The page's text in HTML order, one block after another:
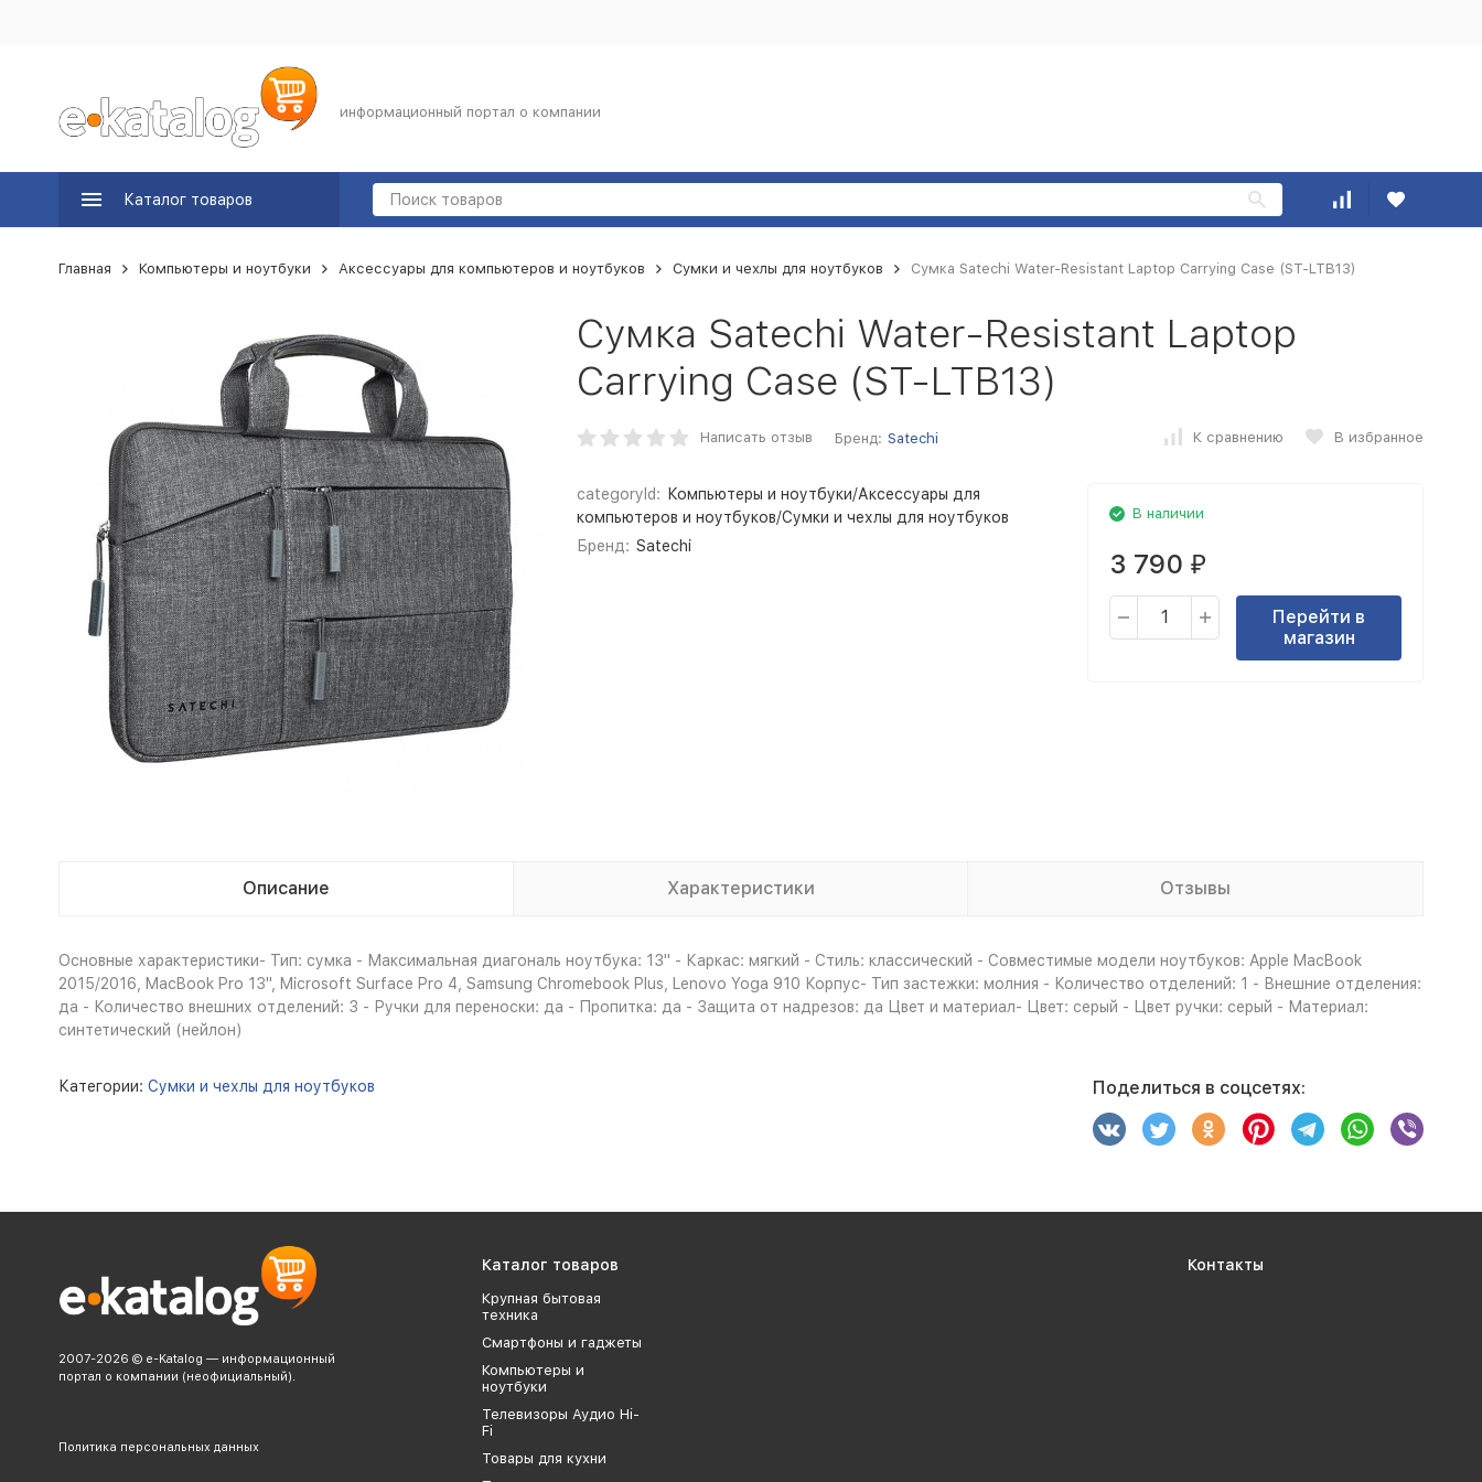
информационный портал о компании
Каталог товаров
Главная Компьютеры и ноутбуки Аксессуары для компьютеров и ноутбуков Сумки и чехлы для ноутбуков Сумка Satechi Water-Resistant Laptop Carrying Case (ST-LTB13)
Сумка Satechi Water-Resistant Laptop
Carrying Case (ST-LTB13)
Написать отзыв Бренд: Satechi К сравнению В избранное
categoryId:
Компьютеры и ноутбуки/Аксессуары для
компьютеров и ноутбуков/Сумки и чехлы для ноутбуков
Бренд: Satechi
В наличии
3 790 ₽
Перейти в
магазин
Описание Характеристики Отзывы
Основные характеристики- Тип: сумка - Максимальная диагональ ноутбука: 13" - Каркас: мягкий - Стиль: классический - Совместимые модели ноутбуков: Apple MacBook
2015/2016, MacBook Pro 13", Microsoft Surface Pro 4, Samsung Chromebook Plus, Lenovo Yoga 910 Корпус- Тип застежки: молния - Количество отделений: 1 - Внешние отделения:
да - Количество внешних отделений: 3 - Ручки для переноски: да - Пропитка: да - Защита от надрезов: да Цвет и материал- Цвет: серый - Цвет ручки: серый - Материал:
синтетический (нейлон)
Категории: Сумки и чехлы для ноутбуков Поделиться в соцсетях:
2007-2026 © e-Katalog — информационный
портал о компании (неофициальный).
Политика персональных данных
Каталог товаров
Крупная бытовая
техника
Смартфоны и гаджеты
Компьютеры и
ноутбуки
Телевизоры Аудио Hi-
Fi
Товары для кухни
Контакты